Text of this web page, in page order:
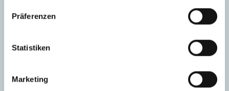
Präferenzen
Statistiken
Marketing
81373 München
Telefax: +49 89 / 230 69 62 44